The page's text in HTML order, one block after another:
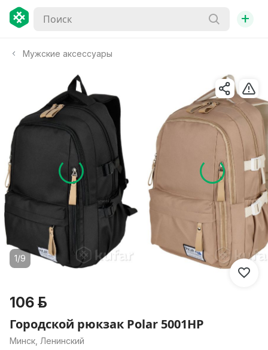
+
Мужские аксессуары
1/9
106 р.
Городской рюкзак Polar 5001НР
Минск, Ленинский